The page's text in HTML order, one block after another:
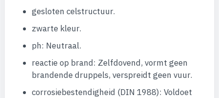
gesloten celstructuur.
zwarte kleur.
ph: Neutraal.
reactie op brand: Zelfdovend, vormt geen
brandende druppels, verspreidt geen vuur.
corrosiebestendigheid (DIN 1988): Voldoet